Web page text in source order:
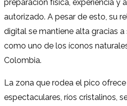
preparación física, experiencia y
autorizado. A pesar de esto, su
digital se mantiene alta gracias
como uno de los íconos
Colombia.
La zona que rodea el pico ofrece
espectaculares, ríos cristalinos,